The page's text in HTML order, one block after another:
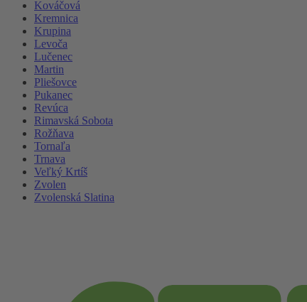
Kováčová
Kremnica
Krupina
Levoča
Lučenec
Martin
Pliešovce
Pukanec
Revúca
Rimavská Sobota
Rožňava
Tornaľa
Trnava
Veľký Krtíš
Zvolen
Zvolenská Slatina